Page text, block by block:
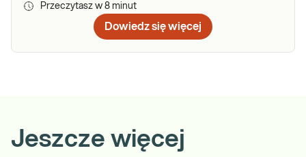
Przeczytasz w 8 minut
Dowiedz się więcej
Jeszcze więcej